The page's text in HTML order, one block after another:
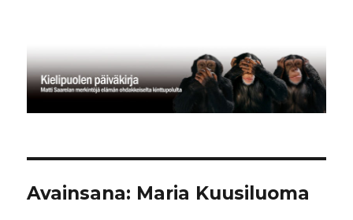
Avainsana: Maria Kuusiluoma